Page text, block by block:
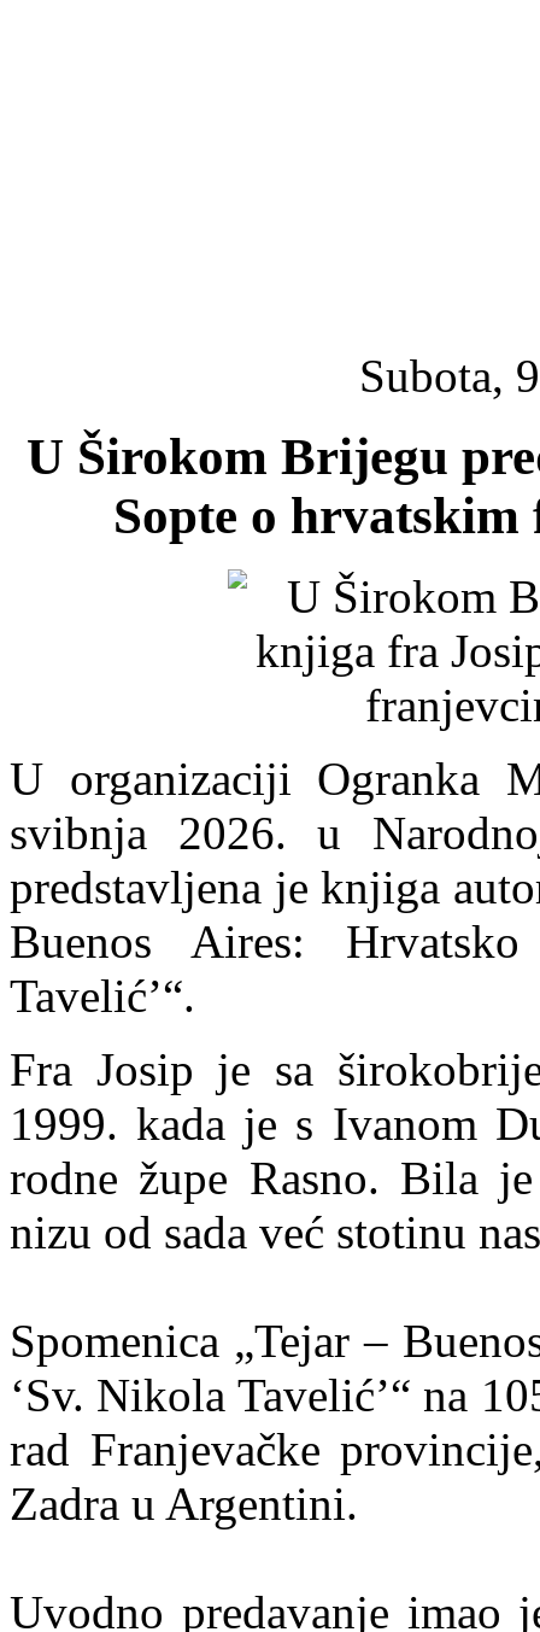
Subota,
U Širokom Brijegu
Sopte o
U organizaciji Ogranka
svibnja 2026. u
predstavljena je knjiga
Buenos Aires:
Tavelić’“.
Fra Josip je sa
1999. kada je s Ivanom
rodne župe Rasno. Bila
nizu od sada već stotinu
Spomenica „Tejar –
‘Sv. Nikola Tavelić’“ na
rad Franjevačke
Zadra u Argentini.
Uvodno predavanje imao